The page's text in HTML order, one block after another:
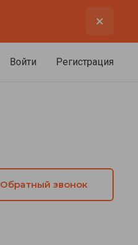
Войти Регистрация
Обратный звонок